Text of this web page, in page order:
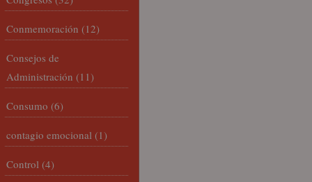
Conmemoración (12)
Consejos de
Administración (11)
Consumo (6)
contagio emocional (1)
Control (4)